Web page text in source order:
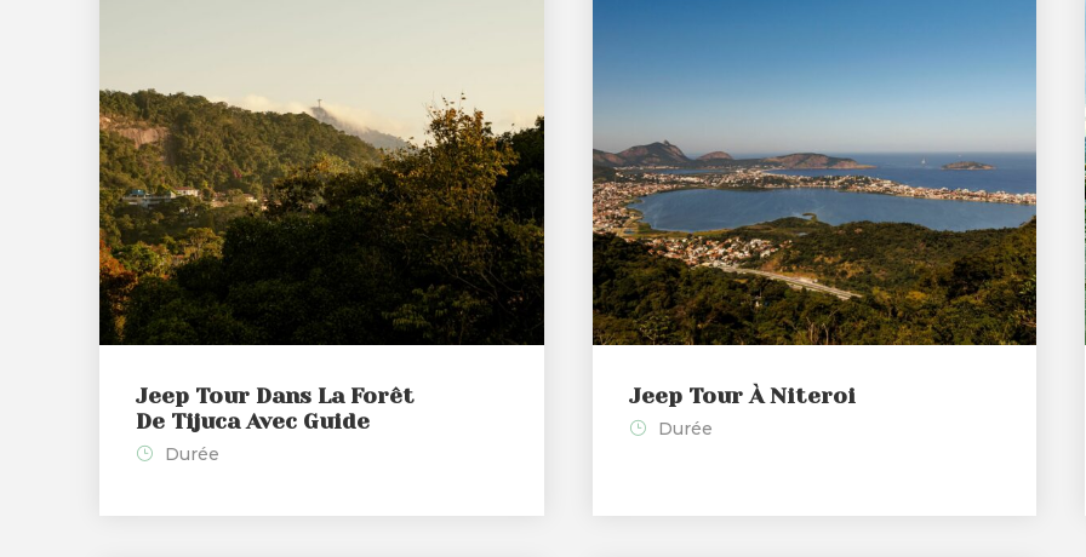
Jeep Tour Dans La Forêt
De Tijuca Avec Guide
Durée
Jeep Tour À Niteroi
Durée